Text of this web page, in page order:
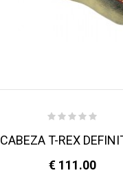
CABEZA T-REX
€ 111.00